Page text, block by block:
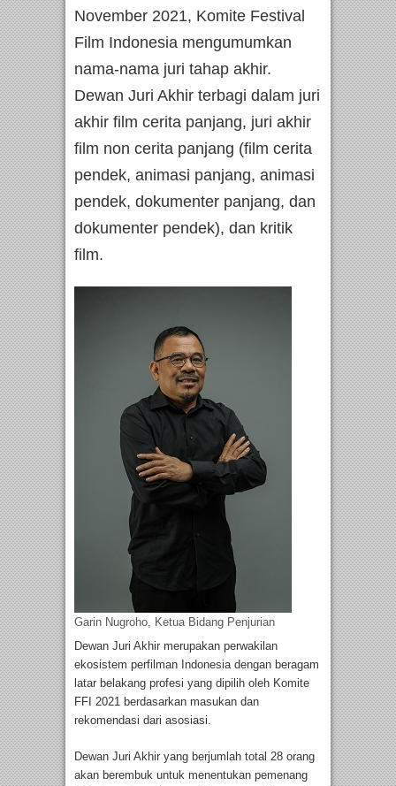
November 2021, Komite Festival
Film Indonesia mengumumkan
nama-nama juri tahap akhir.
Dewan Juri Akhir terbagi dalam juri
akhir film cerita panjang, juri akhir
film non cerita panjang (film cerita
pendek, animasi panjang, animasi
pendek, dokumenter panjang, dan
dokumenter pendek), dan kritik
film.
Garin Nugroho, Ketua Bidang Penjurian
Dewan Juri Akhir merupakan perwakilan
ekosistem perfilman Indonesia dengan beragam
latar belakang profesi yang dipilih oleh Komite
FFI 2021 berdasarkan masukan dan
rekomendasi dari asosiasi.
Dewan Juri Akhir yang berjumlah total 28 orang
akan berembuk untuk menentukan pemenang